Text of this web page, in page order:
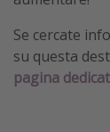
Se cercate
su questa
pagina